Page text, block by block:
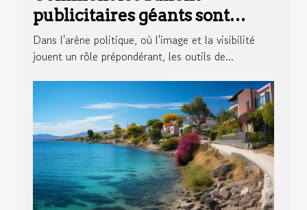
publicitaires géants sont
utilisés dans les campagnes
politiques ?
Dans l'arène politique, où l'image et la visibilité
jouent un rôle prépondérant, les outils de...